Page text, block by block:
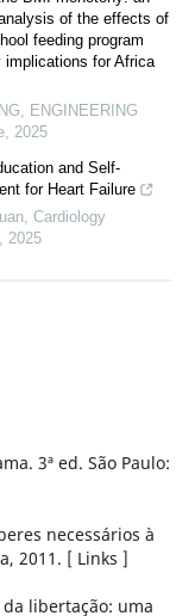
of the effects of
feeding program
implications for Africa
, ENGINEERING
, 2025
and Self-
for Heart Failure
, Cardiology
, 2025
3ª ed. São Paulo:
necessários à
2011. [ Links ]
da libertação: uma